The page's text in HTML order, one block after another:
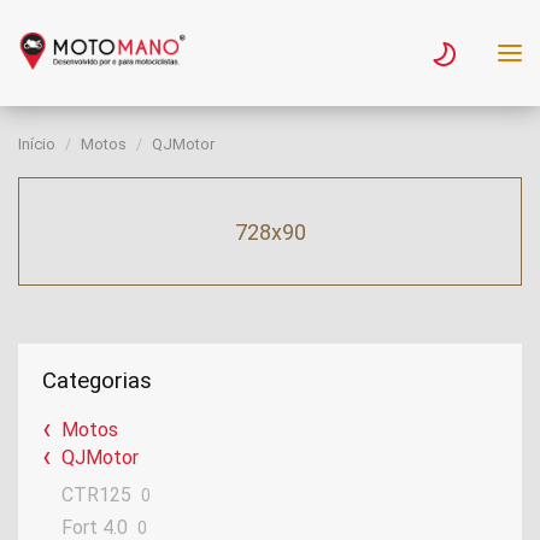
Início Motos QJMotor
728x90
Categorias
Motos
QJMotor
CTR125
0
Fort 4.0 0